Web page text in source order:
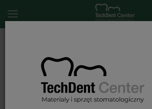
ERG CleanSkin / 5L